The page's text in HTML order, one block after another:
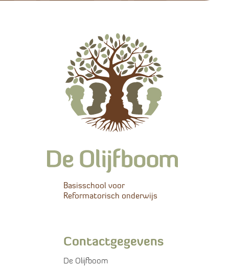
Basisschool voor
Reformatorisch onderwijs
Contactgegevens
De Olijfboom